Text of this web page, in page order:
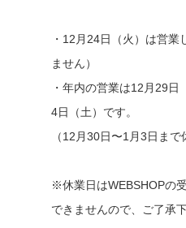
・12月24日（火）は営業
ません）
・年内の営業は12月29日
4日（土）です。
（12月30日〜1月3日まで
※休業日はWEBSHOPの
できませんので、ご了承下